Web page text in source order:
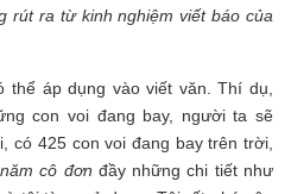
rút ra từ kinh nghiệm viết báo của
thể áp dụng vào viết văn. Thí dụ,
con voi đang bay, người ta sẽ
có 425 con voi đang bay trên trời,
cô đơn đầy những chi tiết như